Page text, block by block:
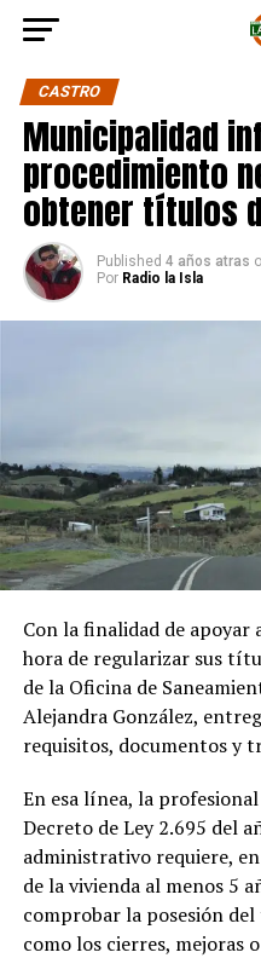
CASTRO
Municipalidad
procedimiento
obtener títulos
Published 4 años atras
Por Radio la Isla
Con la finalidad de apoyar
hora de regularizar sus
de la Oficina de
Alejandra González,
requisitos, documentos y
En esa línea, la
Decreto de Ley 2.695 del
administrativo requiere,
de la vivienda al menos 5
comprobar la posesión
como los cierres, mejoras